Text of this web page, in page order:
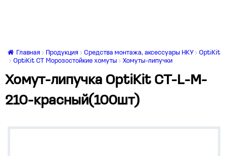
Главная Продукция Средства монтажа, аксессуары НКУ
OptiKit
OptiKit CT Морозостойкие хомуты
Хомуты-липучки
Хомут-липучка OptiKit CT-L-M-
210-красный(100шт)